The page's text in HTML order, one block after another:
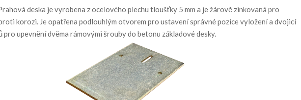
deska je vyrobena z ocelového plechu tloušťky 5 mm a je žárově zinkovaná pro
korozi. Je opatřena podlouhlým otvorem pro ustavení správné pozice vyložení a dvojicí
upevnění dvěma rámovými šrouby do betonu základové desky.